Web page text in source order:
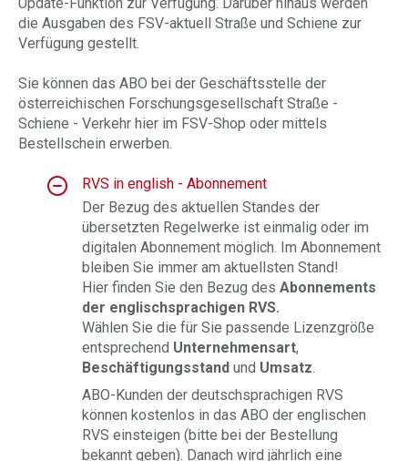
die Ausgaben des FSV-aktuell Straße und Schiene zur
Verfügung gestellt.
Sie können das ABO bei der Geschäftsstelle der
österreichischen Forschungsgesellschaft Straße -
Schiene - Verkehr hier im FSV-Shop oder mittels
Bestellschein erwerben.
RVS in english - Abonnement
Der Bezug des aktuellen Standes der
übersetzten Regelwerke ist einmalig oder im
digitalen Abonnement möglich. Im Abonnement
bleiben Sie immer am aktuellsten Stand!
Hier finden Sie den Bezug desAbonnements
der englischsprachigen RVS.
Wählen Sie die für Sie passende Lizenzgröße
entsprechend Unternehmensart,
Beschäftigungsstandund Umsatz.
ABO-Kunden der deutschsprachigen RVS
können kostenlos in das ABO der englischen
RVS einsteigen (bitte bei der Bestellung
bekannt geben). Danach wird jährlich eine